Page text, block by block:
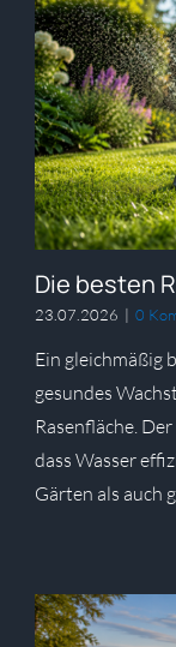
Die besten
23.07.2026 | 0
Ein gleichmäßig
gesundes
Rasenfläche.
dass Wasser
Gärten als auch